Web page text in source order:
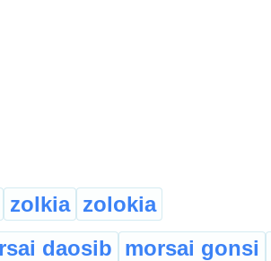
zolkia zolokia
daosib morsai gonsi